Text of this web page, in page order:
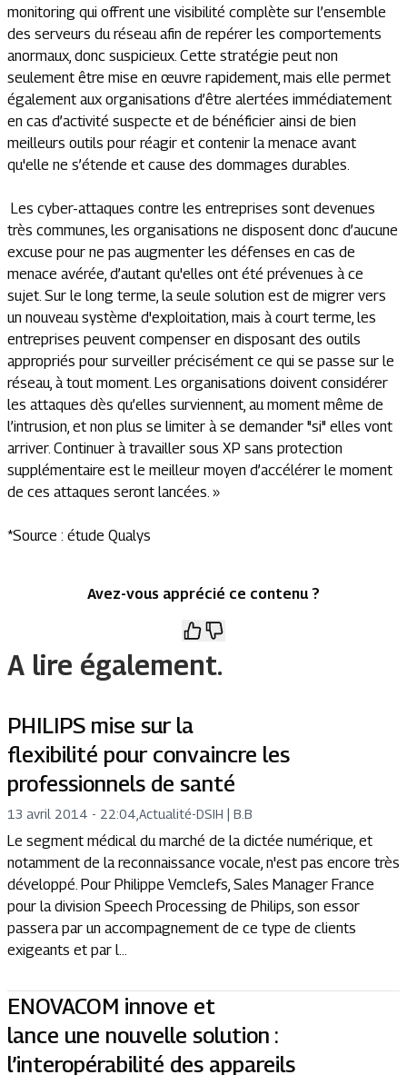
monitoring qui offrent une visibilité complète sur l’ensemble
des serveurs du réseau afin de repérer les comportements
anormaux, donc suspicieux. Cette stratégie peut non
seulement être mise en œuvre rapidement, mais elle permet
également aux organisations d’être alertées immédiatement
en cas d’activité suspecte et de bénéficier ainsi de bien
meilleurs outils pour réagir et contenir la menace avant
qu'elle ne s’étende et cause des dommages durables.
Les cyber-​​attaques contre les entreprises sont devenues
très communes, les organisations ne disposent donc d’aucune
excuse pour ne pas augmenter les défenses en cas de
menace avérée, d’autant qu'elles ont été prévenues à ce
sujet. Sur le long terme, la seule solution est de migrer vers
un nouveau système d'exploitation, mais à court terme, les
entreprises peuvent compenser en disposant des outils
appropriés pour surveiller précisément ce qui se passe sur le
réseau, à tout moment. Les organisations doivent considérer
les attaques dès qu’elles surviennent, au moment même de
l’intrusion, et non plus se limiter à se demander "si" elles vont
arriver. Continuer à travailler sous XP sans protection
supplémentaire est le meilleur moyen d’accélérer le moment
de ces attaques seront lancées. »
*Source : étude Qualys
Avez-vous apprécié ce contenu ?
A lire également.
PHILIPS mise sur la
flexibilité pour convaincre les
professionnels de santé
13 avril 2014 - 22:04 Actualité-DSIH | B.B
Le segment médical du marché de la dictée numérique, et
notamment de la reconnaissance vocale, n'est pas encore très
développé. Pour Philippe Vemclefs, Sales Manager France
pour la division Speech Processing de Philips, son essor
passera par un accompagnement de ce type de clients
exigeants et par l...
ENOVACOM innove et
lance une nouvelle solution :
l’interopérabilité des appareils